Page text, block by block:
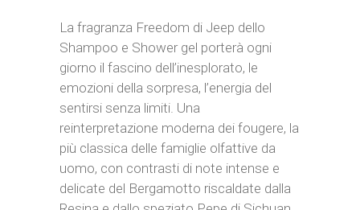
La fragranza Freedom di Jeep dello
Shampoo e Shower gel porterà ogni
giorno il fascino dell’inesplorato, le
emozioni della sorpresa, l’energia del
sentirsi senza limiti. Una
reinterpretazione moderna dei fougere, la
più classica delle famiglie olfattive da
uomo, con contrasti di note intense e
delicate del Bergamotto riscaldate dalla